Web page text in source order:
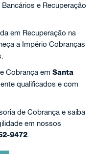
e Recuperação
em Recuperação na
a Império Cobranças
Cobrança emSanta
qualificados e com
de Cobrança e saiba
em nossos
9472.